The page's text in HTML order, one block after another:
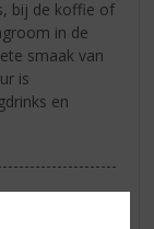
bij de koffie of
in de
smaak van
is
en